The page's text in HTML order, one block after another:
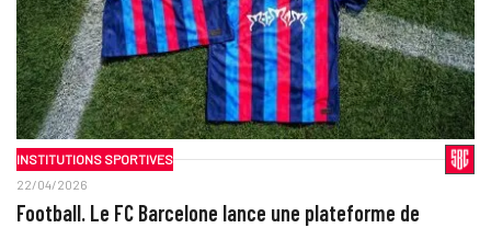
INSTITUTIONS SPORTIVES
22/04/2026
Football. Le FC Barcelone lance une plateforme de